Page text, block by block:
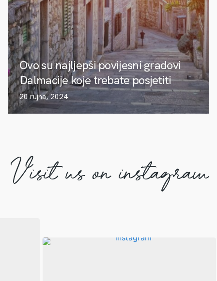
Ovo su najljepši povijesni gradovi
Dalmacije koje trebate posjetiti
20 rujna, 2024
Visit us on instagram